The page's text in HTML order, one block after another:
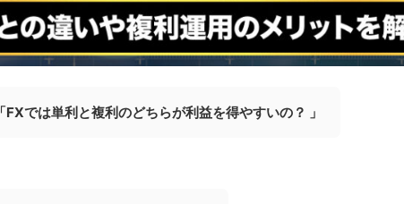
「FXでは単利と複利のどちらが利益を得やすいの？ 」